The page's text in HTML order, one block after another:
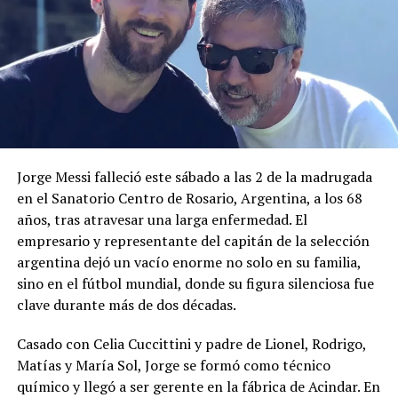
Milan-Napoli vs Inter-Benfica
Real Madrid-Chelsea vs Manchester City-Bayern Munich
Los partidos de ida se llevarán a cabo el 9 y 10 de mayo,
mientras que las vueltas serán el 16 y 17 de mayo.
Comparte esto:
Jorge Messi falleció este sábado a las 2 de la madrugada
en el Sanatorio Centro de Rosario, Argentina, a los 68
años, tras atravesar una larga enfermedad. El
empresario y representante del capitán de la selección
argentina dejó un vacío enorme no solo en su familia,
sino en el fútbol mundial, donde su figura silenciosa fue
clave durante más de dos décadas.
Casado con Celia Cuccittini y padre de Lionel, Rodrigo,
Matías y María Sol, Jorge se formó como técnico
químico y llegó a ser gerente en la fábrica de Acindar. En